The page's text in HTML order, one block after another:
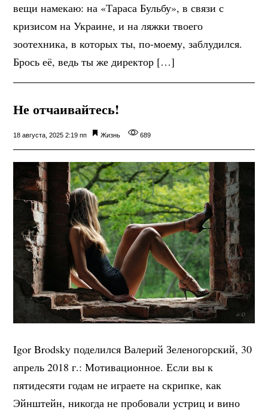
вещи намекаю: на «Тараса Бульбу», в связи с
кризисом на Украине, и на ляжки твоего
зоотехника, в которых ты, по-моему, заблудился.
Брось её, ведь ты же директор […]
Не отчаивайтесь!
18 августа, 2025 2:19 пп Жизнь 689
Igor Brodsky поделился Валерий Зеленогорский, 30
апрель 2018 г.: Мотивационное. Если вы к
пятидесяти годам не играете на скрипке, как
Эйнштейн, никогда не пробовали устриц и вино